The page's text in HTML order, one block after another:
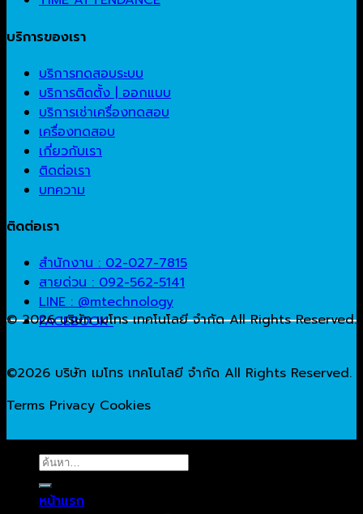
บริการของเรา
บริการทดสอบระบบ
บริการติดตั้ง | ออกแบบ
บริการเช่าเครื่องทดสอบ
เครื่องทดสอบ
เกี่ยวกับเรา
ติดต่อเรา
บทความ
ติดต่อเรา
สำนักงาน : 02-027-7815
สายด่วน : 092-562-5141
LINE : @mtechnology
FACEBOOK
© 2026 บริษัท เมโทร เทคโนโลยี จำกัด All Rights Reserved.
©2026 บริษัท เมโทร เทคโนโลยี จำกัด All Rights Reserved.
Terms Privacy Cookies
ค้นหา:
หน้าแรก